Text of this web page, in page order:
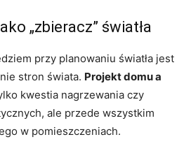
„zbieracz” światła
przy planowaniu światła jest
stron świata. Projekt domu a
kwestia nagrzewania czy
ale przede wszystkim
w pomieszczeniach.